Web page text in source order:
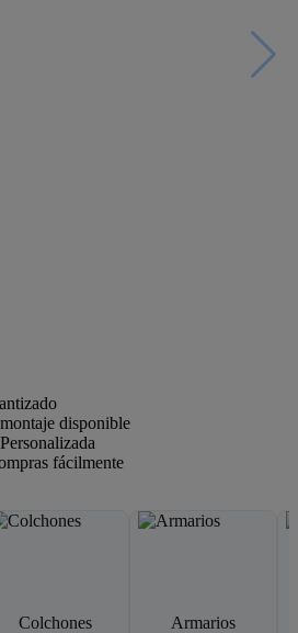
disponible
fácilmente
Colchones Armarios